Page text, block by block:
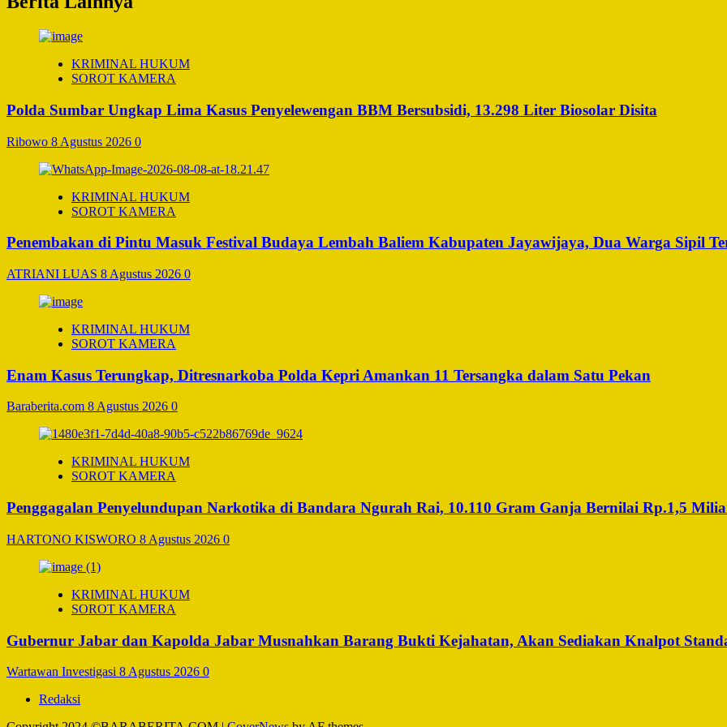
KRIMINAL HUKUM
SOROT KAMERA
Polda Sumbar Ungkap Lima Kasus Penyelewengan BBM Bersubsidi, 13.298 Liter Biosolar Disita
Ribowo 8 Agustus 2026 0
KRIMINAL HUKUM
SOROT KAMERA
Penembakan di Pintu Masuk Festival Budaya Lembah Baliem Kabupaten Jayawijaya, Dua Warga Sipil
ATRIANI LUAS 8 Agustus 2026 0
KRIMINAL HUKUM
SOROT KAMERA
Enam Kasus Terungkap, Ditresnarkoba Polda Kepri Amankan 11 Tersangka dalam Satu Pekan
Baraberita.com 8 Agustus 2026 0
KRIMINAL HUKUM
SOROT KAMERA
Penggagalan Penyelundupan Narkotika di Bandara Ngurah Rai, 10.110 Gram Ganja Bernilai Rp.1,5
HARTONO KISWORO 8 Agustus 2026 0
KRIMINAL HUKUM
SOROT KAMERA
Gubernur Jabar dan Kapolda Jabar Musnahkan Barang Bukti Kejahatan, Akan Sediakan Knalpot
Wartawan Investigasi 8 Agustus 2026 0
Redaksi